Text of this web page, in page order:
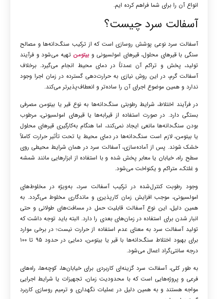
انواع آن را برای شما فراهم کرده ایم.
آسفالت سرد چیست؟
آسفالت سرد نوعی پوشش روسازی است که از ترکیب سنگ‌دانه‌ها و مصالح
سنگی با قیرهای محلول، قیرهای امولسیونی و بیتومن تهیه می‌شود و فرآیند
تولید، پخش و تراکم آن عمدتاً در دمای محیط انجام می‌گیرد. برخلاف
آسفالت گرم، در این روش نیازی به حرارت‌دهی گسترده در زمان اجرا وجود
ندارد و همین موضوع اجرای آن را ساده‌تر و انعطاف‌پذیرتر می‌کند.
در فرآیند اختلاط، شرایط رطوبتی سنگ‌دانه‌ها به نوع قیر یا بیتومن مصرفی
بستگی دارد. در صورت استفاده از قیرابه‌ها یا قیرهای امولسیونی، مرطوب
بودن سنگ‌دانه‌ها مانعی ایجاد نمی‌کند، اما هنگام به‌کارگیری قیرهای محلول
یا بیتومن، لازم است سنگ‌دانه‌ها در دمای محیط یا تحت تأثیر حرارت کاملاً
خشک شوند. پس از آماده‌سازی، آسفالت سرد در همان شرایط محیطی روی
سطح راه، خیابان یا معابر پخش شده و با استفاده از ابزارهایی مانند شمشه
و غلتک، متراکم و یکنواخت می‌شود.
وجود رطوبت کنترل‌شده در ترکیب آسفالت سرد، به‌ویژه در مخلوط‌های
امولسیونی، موجب افزایش زمان کارپذیری و ماندگاری مخلوط می‌گردد. به
همین دلیل، این نوع آسفالت قابلیت حمل در مسافت‌های طولانی و حتی
انبار شدن برای استفاده در زمان‌های بعدی را دارد. البته باید توجه داشت که
تولید آسفالت سرد به معنای عدم استفاده از حرارت نیست؛ در برخی موارد
برای بهبود اختلاط سنگ‌دانه‌ها با قیر یا بیتومن، دمایی در حدود ۹۵ تا ۱۰۰
درجه سانتی‌گراد اعمال می‌شود.
به طور کلی، آسفالت سرد گزینه‌ای کاربردی برای خیابان‌ها، کوچه‌ها، راه‌های
فرعی و پروژه‌هایی است که با محدودیت زمان، تجهیزات یا شرایط اجرایی
مواجه هستند و به همین دلیل در عملیات نگهداری و ترمیم روسازی کاربرد